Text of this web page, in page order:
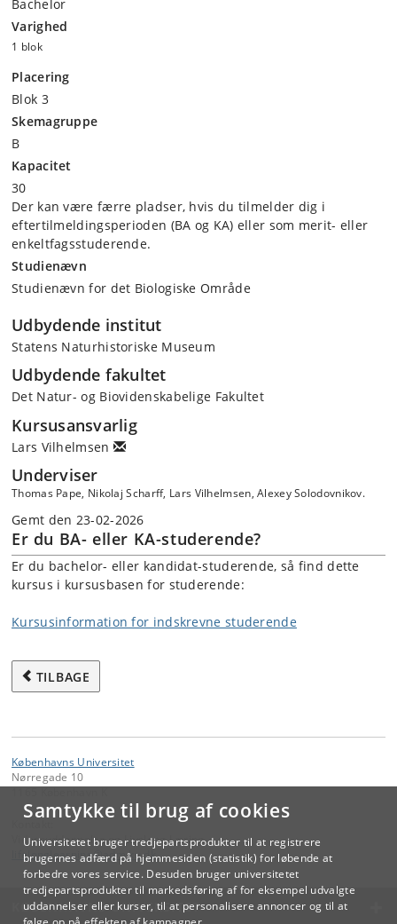
Samtykke til brug af cookies
Universitetet bruger tredjepartsprodukter til at registrere
brugernes adfærd på hjemmesiden (statistik) for løbende at
forbedre vores service. Desuden bruger universitetet
tredjepartsprodukter til markedsføring af for eksempel udvalgte
uddannelser eller kurser, til at personalisere annoncer og til at
Bachelor
Varighed
1 blok
Placering
Blok 3
Skemagruppe
B
Kapacitet
30
Der kan være færre pladser, hvis du tilmelder dig i
eftertilmeldingsperioden (BA og KA) eller som merit- eller
enkeltfagsstuderende.
Studienævn
Studienævn for det Biologiske Område
Udbydende institut
Statens Naturhistoriske Museum
Udbydende fakultet
Det Natur- og Biovidenskabelige Fakultet
Kursusansvarlig
Lars Vilhelmsen
Underviser
Thomas Pape, Nikolaj Scharff, Lars Vilhelmsen, Alexey Solodovnikov.
Gemt den 23-02-2026
Er du BA- eller KA-studerende?
Er du bachelor- eller kandidat-studerende, så find dette
kursus i kursusbasen for studerende:
Kursusinformation for indskrevne studerende
TILBAGE
Københavns Universitet
Nørregade 10
Videreuddannelse og Livslang Læring
lifelonglearning@adm.ku.dk
KØBENHAVNS UNIVERSITET